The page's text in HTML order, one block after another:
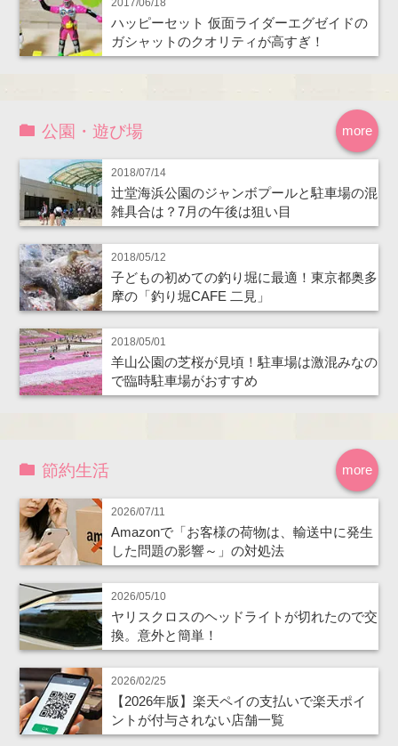
2017/06/18
ハッピーセット 仮面ライダーエグゼイドの
ガシャットのクオリティが高すぎ！
more
公園・遊び場
2018/07/14
辻堂海浜公園のジャンボプールと駐車場の混
雑具合は？7月の午後は狙い目
2018/05/12
子どもの初めての釣り堀に最適！東京都奥多
摩の「釣り堀CAFE 二見」
2018/05/01
羊山公園の芝桜が見頃！駐車場は激混みなの
で臨時駐車場がおすすめ
more
節約生活
2026/07/11
Amazonで「お客様の荷物は、輸送中に発生
した問題の影響～」の対処法
2026/05/10
ヤリスクロスのヘッドライトが切れたので交
換。意外と簡単！
2026/02/25
【2026年版】楽天ペイの支払いで楽天ポイ
ントが付与されない店舗一覧